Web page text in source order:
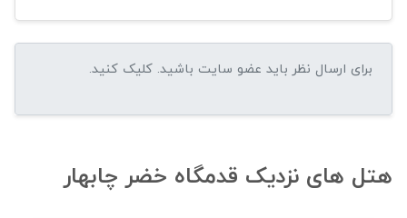
هتل های نزدیک قدمگاه خضر چابهار